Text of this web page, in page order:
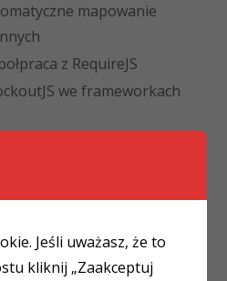
mapowanie
z RequireJS
we frameworkach
i wnioski
Jeśli uważasz, że to
kliknij „Zaakceptuj